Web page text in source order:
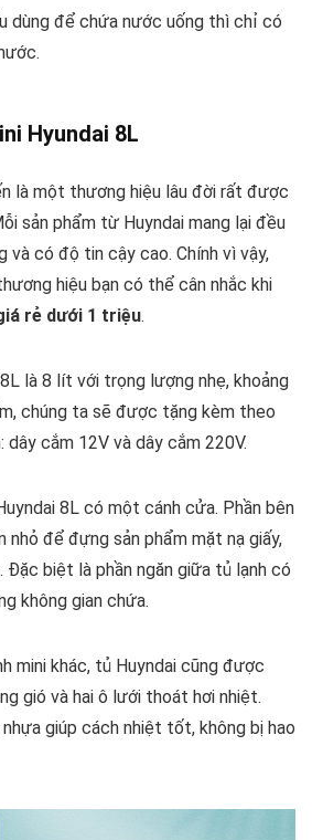
dùng để chứa nước uống thì chỉ có
Hyundai 8L
là một thương hiệu lâu đời rất được
sản phẩm từ Huyndai mang lại đều
và có độ tin cậy cao. Chính vì vậy,
hiệu bạn có thể cân nhắc khi
rẻ dưới 1 triệu.
là 8 lít với trọng lượng nhẹ, khoảng
chúng ta sẽ được tặng kèm theo
dây cắm 12V và dây cắm 220V.
8L có một cánh cửa. Phần bên
nhỏ để đựng sản phẩm mặt nạ giấy,
Đặc biệt là phần ngăn giữa tủ lạnh có
không gian chứa.
mini khác, tủ Huyndai cũng được
gió và hai ô lưới thoát hơi nhiệt.
giúp cách nhiệt tốt, không bị hao